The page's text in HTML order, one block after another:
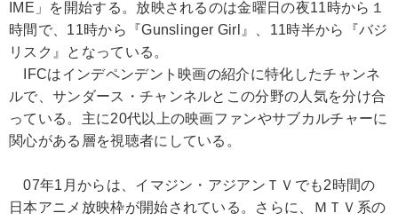
IME」を開始する。放映されるのは金曜日の夜11時から１
時間で、11時から『Gunslinger Girl』、11時半から『バジ
リスク』となっている。
IFCはインデペンデント映画の紹介に特化したチャンネ
ルで、サンダース・チャンネルとこの分野の人気を分け合
っている。主に20代以上の映画ファンやサブカルチャーに
関心がある層を視聴者にしている。
07年1月からは、イマジン・アジアンＴＶでも2時間の
日本アニメ放映枠が開始されている。さらに、ＭＴＶ系の